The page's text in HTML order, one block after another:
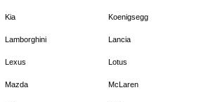
Kia Koenigsegg
Lamborghini Lancia
Lexus Lotus
Mazda McLaren